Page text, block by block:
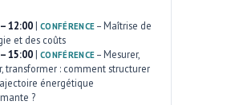
12:00 | CONFÉRENCE – Maîtrise de
et des coûts
15:00 | CONFÉRENCE – Mesurer,
transformer : comment structurer
énergétique
?